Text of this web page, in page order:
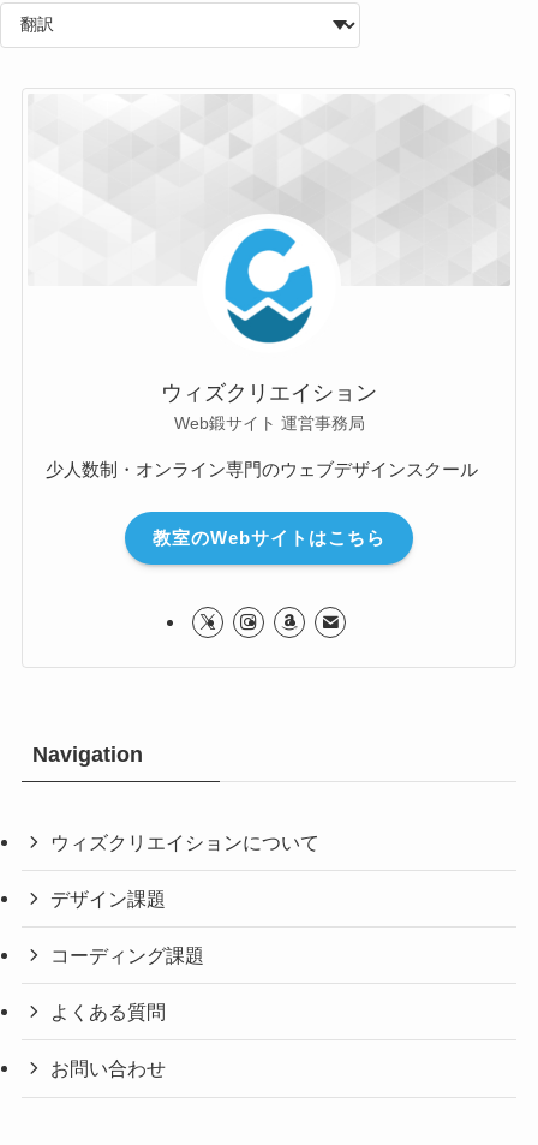
ウィズクリエイション
Web鍛サイト 運営事務局
少人数制・オンライン専門のウェブデザインスクール
教室のWebサイトはこちら
Navigation
ウィズクリエイションについて
デザイン課題
コーディング課題
よくある質問
お問い合わせ